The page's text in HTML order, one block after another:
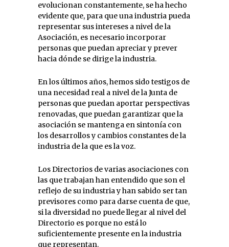
evolucionan constantemente, se ha hecho
evidente que, para que una industria pueda
representar sus intereses a nivel de la
Asociación, es necesario incorporar
personas que puedan apreciar y prever
hacia dónde se dirige la industria.
En los últimos años, hemos sido testigos de
una necesidad real a nivel de la Junta de
personas que puedan aportar perspectivas
renovadas, que puedan garantizar que la
asociación se mantenga en sintonía con
los desarrollos y cambios constantes de la
industria de la que es la voz.
Los Directorios de varias asociaciones con
las que trabajan han entendido que son el
reflejo de su industria y han sabido ser tan
previsores como para darse cuenta de que,
si la diversidad no puede llegar al nivel del
Directorio es porque no está lo
suficientemente presente en la industria
que representan.